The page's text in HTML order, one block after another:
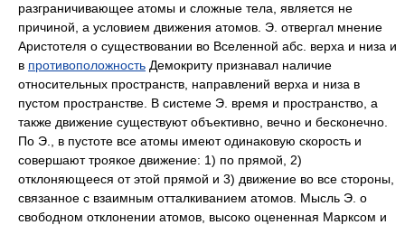
разграничивающее атомы и сложные тела, является не
причиной, а условием движения атомов. Э. отвергал мнение
Аристотеля о существовании во Вселенной абс. верха и низа и
в противоположность Демокриту признавал наличие
относительных пространств, направлений верха и низа в
пустом пространстве. В системе Э. время и пространство, а
также движение существуют объективно, вечно и бесконечно.
По Э., в пустоте все атомы имеют одинаковую скорость и
совершают троякое движение: 1) по прямой, 2)
отклоняющееся от этой прямой и 3) движение во все стороны,
связанное с взаимным отталкиванием атомов. Мысль Э. о
свободном отклонении атомов, высоко оцененная Марксом и